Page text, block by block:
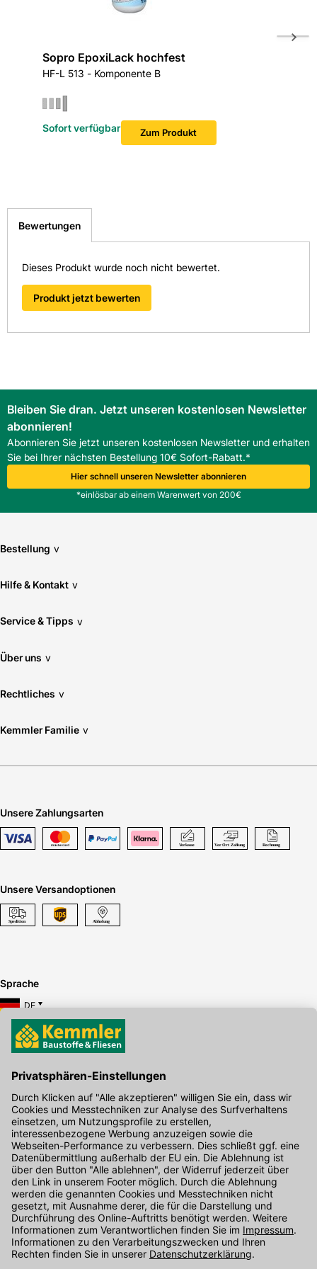
Sopro EpoxiLack hochfest
HF-L 513 - Komponente B
Zum Produkt
Sofort verfügbar
Bewertungen
Dieses Produkt wurde noch nicht bewertet.
Produkt jetzt bewerten
Bleiben Sie dran. Jetzt unseren kostenlosen Newsletter
abonnieren!
Abonnieren Sie jetzt unseren kostenlosen Newsletter und erhalten
Sie bei Ihrer nächsten Bestellung 10€ Sofort-Rabatt.*
Hier schnell unseren Newsletter abonnieren
*einlösbar ab einem Warenwert von 200€
Bestellung v
Hilfe & Kontakt v
Service & Tipps v
Über uns v
Rechtliches v
Kemmler Familie v
Unsere Zahlungsarten
Unsere Versandoptionen
Sprache
DE
Hier gibt's die kostenlose App
Kontakt
Unser Onlineshop Team ist montags bis freitags von 08:00 - 17:00
Uhr unter der Telefonnummer07071 / 151-151für Sie erreichbar.
Alternativ können Sie unser Kontaktformular nutzen.
Den Kontakt direkt in unsere Niederlassungen finden Sie